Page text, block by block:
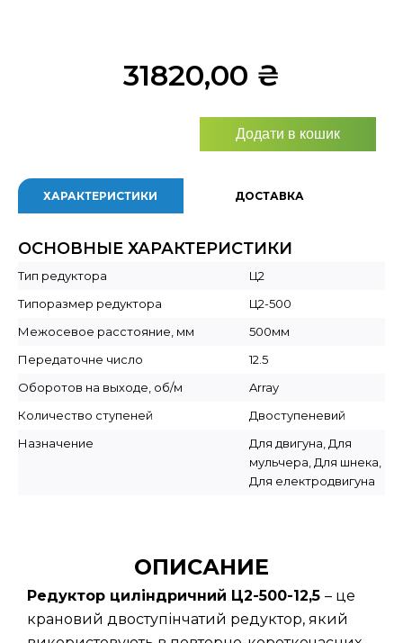
31820,00 ₴
Додати в кошик
ХАРАКТЕРИСТИКИ ДОСТАВКА
ОСНОВНЫЕ ХАРАКТЕРИСТИКИ
Тип редуктора
Ц2
Типоразмер редуктора
Ц2-500
Межосевое расстояние, мм
500мм
Передаточне число
12.5
Оборотов на выходе, об/м
Array
Количество ступеней
Двоступеневий
Назначение
Для двигуна, Для
мульчера, Для шнека,
Для електродвигуна
ОПИСАНИЕ
Редуктор циліндричний Ц2-500-12,5 – це
крановий двоступінчатий редуктор, який